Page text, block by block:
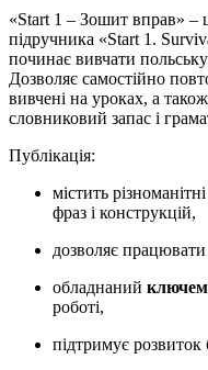
«Start 1 – Зошит вправ» –
підручника «Start 1.
починає вивчати
Дозволяє самостійно
вивчені на уроках, а
словниковий запас і
Публікація:
містить
фраз і конструкцій,
дозволяє працювати
обладнаний ключем
роботі,
підтримує